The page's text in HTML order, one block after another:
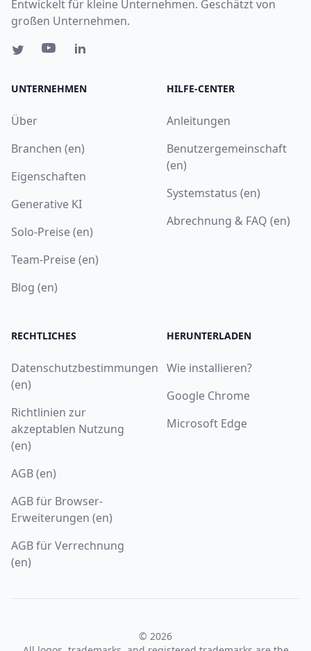
Entwickelt für kleine Unternehmen. Geschätzt von
großen Unternehmen.
UNTERNEHMEN
Über
Branchen (en)
Eigenschaften
Generative KI
Solo-Preise (en)
Team-Preise (en)
Blog (en)
HILFE-CENTER
Anleitungen
Benutzergemeinschaft
(en)
Systemstatus (en)
Abrechnung & FAQ (en)
RECHTLICHES
Datenschutzbestimmungen
(en)
Richtlinien zur
akzeptablen Nutzung
(en)
AGB (en)
AGB für Browser-
Erweiterungen (en)
AGB für Verrechnung
(en)
HERUNTERLADEN
Wie installieren?
Google Chrome
Microsoft Edge
© 2026